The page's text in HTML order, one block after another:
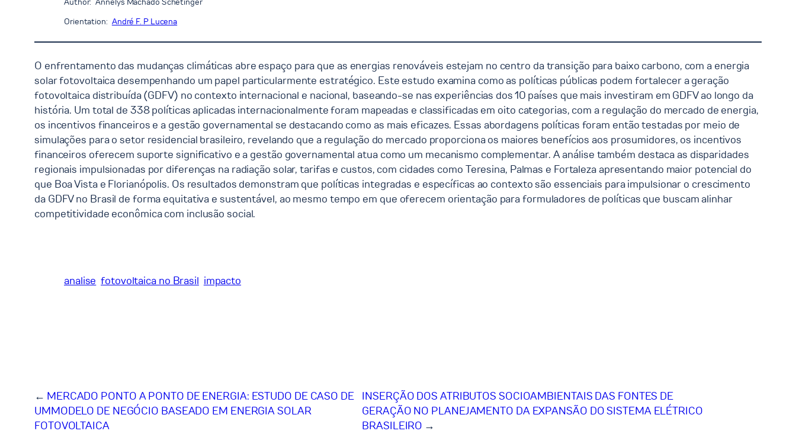
Orientation: André F. P Lucena
O enfrentamento das mudanças climáticas abre espaço para que as energias renováveis estejam no centro da transição para baixo carbono, com a energia
solar fotovoltaica desempenhando um papel particularmente estratégico. Este estudo examina como as políticas públicas podem fortalecer a geração
fotovoltaica distribuída (GDFV) no contexto internacional e nacional, baseando-se nas experiências dos 10 países que mais investiram em GDFV ao longo da
história. Um total de 338 políticas aplicadas internacionalmente foram mapeadas e classificadas em oito categorias, com a regulação do mercado de energia,
os incentivos financeiros e a gestão governamental se destacando como as mais eficazes. Essas abordagens políticas foram então testadas por meio de
simulações para o setor residencial brasileiro, revelando que a regulação do mercado proporciona os maiores benefícios aos prosumidores, os incentivos
financeiros oferecem suporte significativo e a gestão governamental atua como um mecanismo complementar. A análise também destaca as disparidades
regionais impulsionadas por diferenças na radiação solar, tarifas e custos, com cidades como Teresina, Palmas e Fortaleza apresentando maior potencial do
que Boa Vista e Florianópolis. Os resultados demonstram que políticas integradas e específicas ao contexto são essenciais para impulsionar o crescimento
da GDFV no Brasil de forma equitativa e sustentável, ao mesmo tempo em que oferecem orientação para formuladores de políticas que buscam alinhar
competitividade econômica com inclusão social.
analise fotovoltaica no Brasil impacto
← MERCADO PONTO A PONTO DE ENERGIA: ESTUDO DE CASO DE
UMMODELO DE NEGÓCIO BASEADO EM ENERGIA SOLAR
FOTOVOLTAICA
INSERÇÃO DOS ATRIBUTOS SOCIOAMBIENTAIS DAS FONTES DE
GERAÇÃO NO PLANEJAMENTO DA EXPANSÃO DO SISTEMA ELÉTRICO
BRASILEIRO →